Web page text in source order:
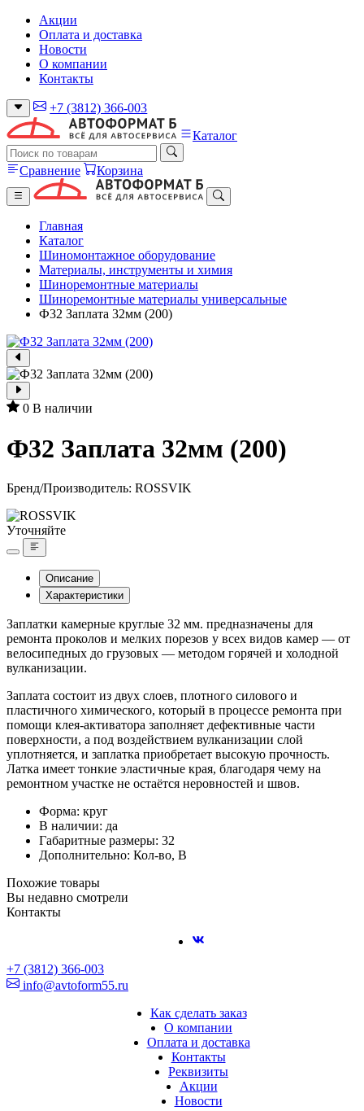
Акции
Оплата и доставка
Новости
О компании
Контакты
+7 (3812) 366-003
Каталог
Сравнение Корзина
Главная
Каталог
Шиномонтажное оборудование
Материалы, инструменты и химия
Шиноремонтные материалы
Шиноремонтные материалы универсальные
Ф32 Заплата 32мм (200)
0 В наличии
Ф32 Заплата 32мм (200)
Бренд/Производитель: ROSSVIK
Уточняйте
Описание
Характеристики
Заплатки камерные круглые 32 мм. предназначены для
ремонта проколов и мелких порезов у всех видов камер — от
велосипедных до грузовых — методом горячей и холодной
вулканизации.
Заплата состоит из двух слоев, плотного силового и
пластичного химического, который в процессе ремонта при
помощи клея-активатора заполняет дефективные части
поверхности, а под воздействием вулканизации слой
уплотняется, и заплатка приобретает высокую прочность.
Латка имеет тонкие эластичные края, благодаря чему на
ремонтном участке не остаётся неровностей и швов.
Форма: круг
В наличии: да
Габаритные размеры: 32
Дополнительно: Кол-во, В
Похожие товары
Вы недавно смотрели
Контакты
+7 (3812) 366-003
info@avtoform55.ru
Как сделать заказ
О компании
Оплата и доставка
Контакты
Реквизиты
Акции
Новости